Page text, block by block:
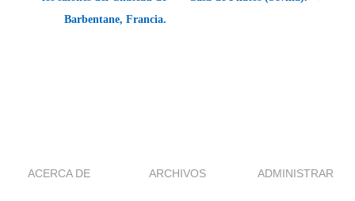
Barbentane, Francia.
ACERCA DE ARCHIVOS ADMINISTRAR